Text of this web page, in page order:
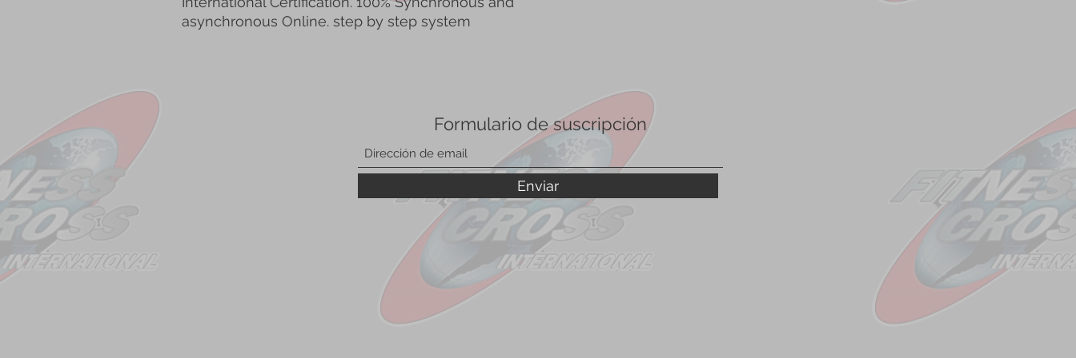
asynchronous Online. step by step system
Formulario de suscripción
Enviar